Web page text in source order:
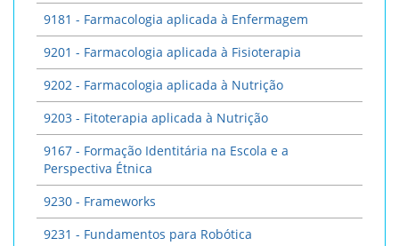
9181 - Farmacologia aplicada à Enfermagem
9201 - Farmacologia aplicada à Fisioterapia
9202 - Farmacologia aplicada à Nutrição
9203 - Fitoterapia aplicada à Nutrição
9167 - Formação Identitária na Escola e a
Perspectiva Étnica
9230 - Frameworks
9231 - Fundamentos para Robótica